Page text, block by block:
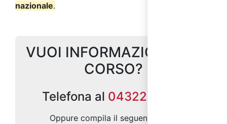
nazionale.
VUOI INFORMAZIONI SUL
CORSO?
Telefona al 0432299686
Oppure compila il seguente form: